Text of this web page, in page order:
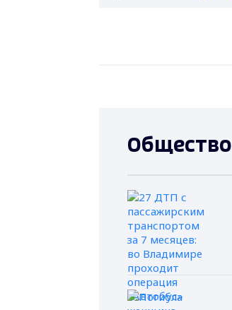
Общество